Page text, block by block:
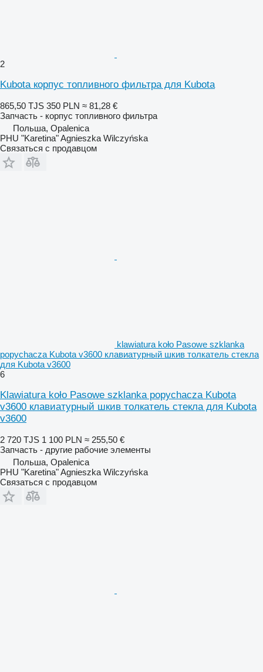
2
Kubota корпус топливного фильтра для Kubota
865,50 TJS 350 PLN ≈ 81,28 €
Запчасть - корпус топливного фильтра
Польша, Opalenica
PHU "Karetina" Agnieszka Wilczyńska
Связаться с продавцом
klawiatura koło Pasowe szklanka
popychacza Kubota v3600 клавиатурный шкив толкатель стекла
для Kubota v3600
6
Klawiatura koło Pasowe szklanka popychacza Kubota
v3600 клавиатурный шкив толкатель стекла для Kubota
v3600
2 720 TJS 1 100 PLN ≈ 255,50 €
Запчасть - другие рабочие элементы
Польша, Opalenica
PHU "Karetina" Agnieszka Wilczyńska
Связаться с продавцом